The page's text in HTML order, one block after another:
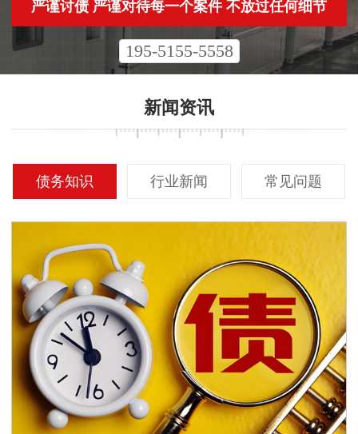
严谨讨债 严谨对待每一个案件 不放过任何细节
195-5155-5558
新闻资讯
债务知识 行业新闻 常见问题